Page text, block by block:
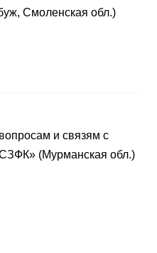
Смоленская обл.)
и связям с
(Мурманская обл.)